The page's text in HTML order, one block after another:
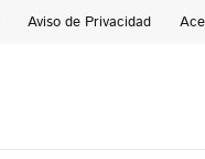
Aviso de Privacidad